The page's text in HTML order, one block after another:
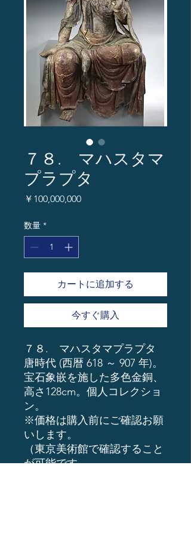
７８. マハスタマ
プラプタ
￥100,000,000価
数量 *
カートに追加する
今すぐ購入
７８. マハスタマプラプタ
唐時代 (西暦 618 ～ 907 年)。
宝石象嵌を施した多色金銅、
高さ128cm。個人コレクショ
ン。
※価格は購入前にご確認お願
いします。
（東京美術館で確認すること
が可能です。